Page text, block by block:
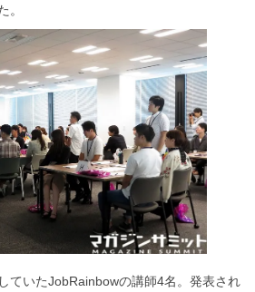
。
ていたJobRainbowの講師4名。発表され